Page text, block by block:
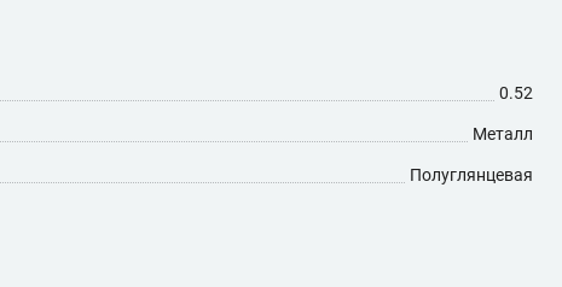
0.52
Металл
Полуглянцевая